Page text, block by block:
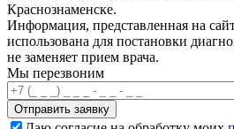
Краснознаменске.
Информация, представленная на
использована для постановки
не заменяет прием врача.
Мы перезвоним
Отправить заявку